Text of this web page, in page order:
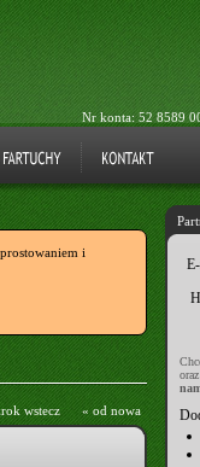
Nr konta: 52 8589
i
wstecz « od nowa